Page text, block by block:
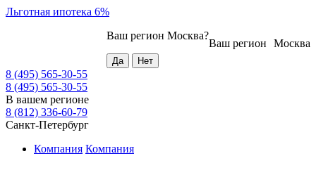
Льготная ипотека 6%
Москва
Ваш регион
Ваш регион Москва?
8 (495) 565-30-55
8 (495) 565-30-55
В вашем регионе
8 (812) 336-60-79
Санкт-Петербург
Компания Компания